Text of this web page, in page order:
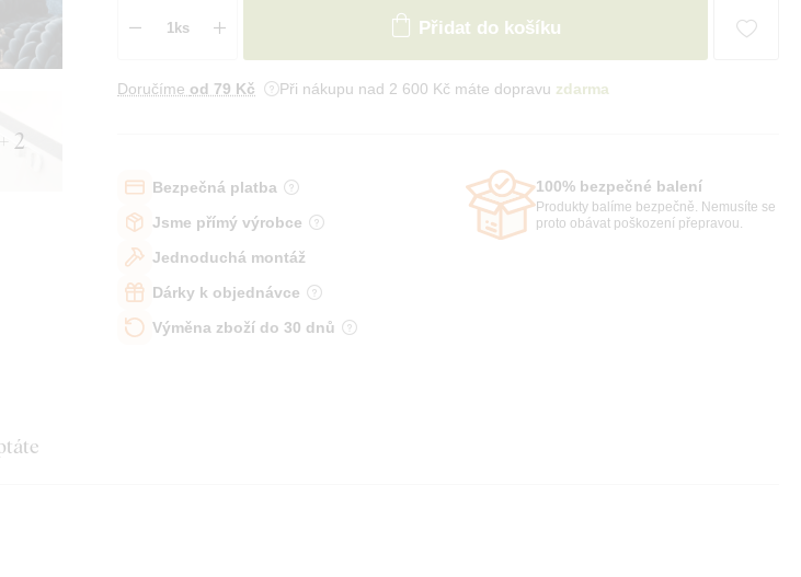
+ 2
Přidat do košíku
Doručíme od 79 Kč Při nákupu nad 2 600 Kč máte dopravu zdarma
Bezpečná platba
Jsme přímý výrobce
Jednoduchá montáž
Dárky k objednávce
Výměna zboží do 30 dnů
100% bezpečné balení
Produkty balíme bezpečně. Nemusíte se
proto obávat poškození přepravou.